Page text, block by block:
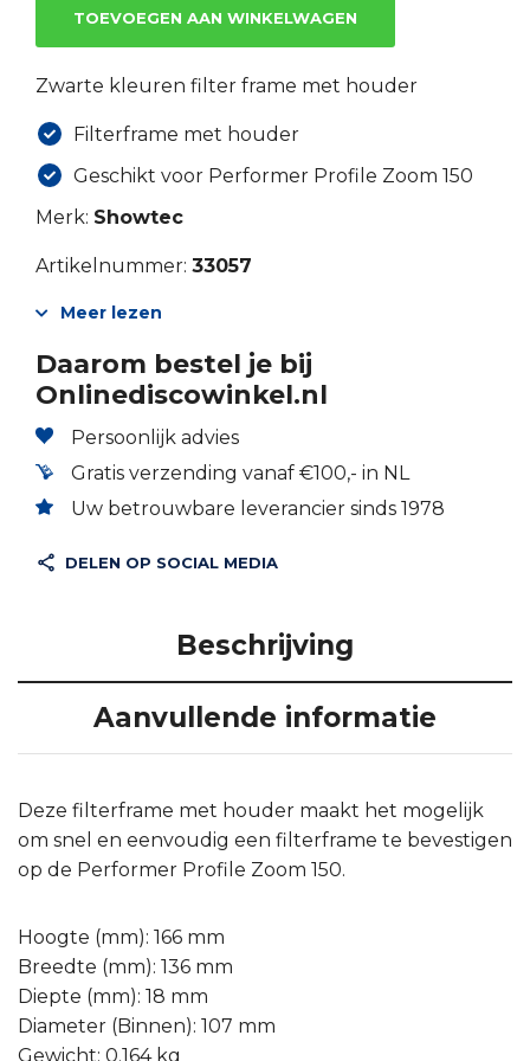
TOEVOEGEN AAN WINKELWAGEN
Zwarte kleuren filter frame met houder
Filterframe met houder
Geschikt voor Performer Profile Zoom 150
Merk: Showtec
Artikelnummer: 33057
Meer lezen
Daarom bestel je bij
Onlinediscowinkel.nl
Persoonlijk advies
Gratis verzending vanaf €100,- in NL
Uw betrouwbare leverancier sinds 1978
DELEN OP SOCIAL MEDIA
Beschrijving
Aanvullende informatie
Deze filterframe met houder maakt het mogelijk
om snel en eenvoudig een filterframe te bevestigen
op de Performer Profile Zoom 150.
Hoogte (mm): 166 mm
Breedte (mm): 136 mm
Diepte (mm): 18 mm
Diameter (Binnen): 107 mm
Gewicht: 0.164 kg